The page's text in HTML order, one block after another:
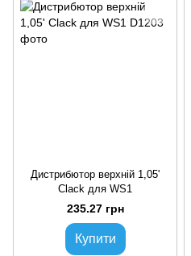
Дистрибютор верхній 1,05'
Clack для WS1
235.27 грн
Купити